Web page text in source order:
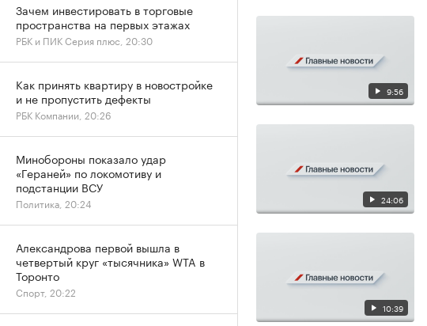
9:56
24:06
10:39
Зачем инвестировать в торговые
пространства на первых этажах
РБК и ПИК Серия плюс, 20:30
Как принять квартиру в новостройке
и не пропустить дефекты
РБК Компании, 20:26
Минобороны показало удар
«Гераней» по локомотиву и
подстанции ВСУ
Политика, 20:24
Александрова первой вышла в
четвертый круг «тысячника» WTA в
Торонто
Спорт, 20:22